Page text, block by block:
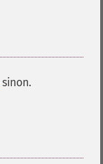
sinon.